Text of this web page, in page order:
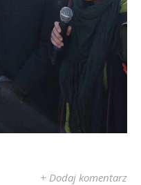
+ Dodaj komentarz